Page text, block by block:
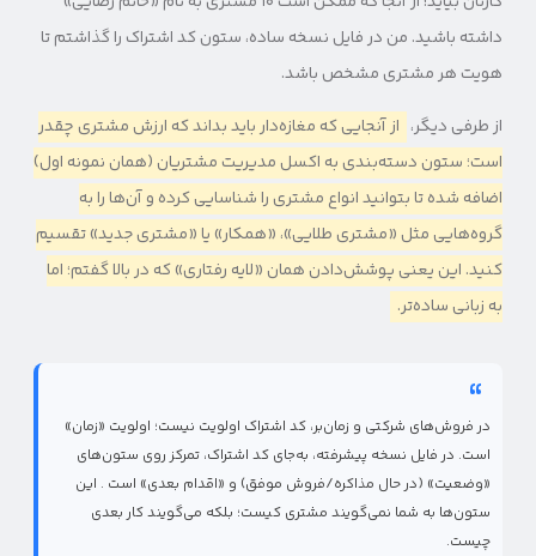
داشته باشید. من در فایل نسخه ساده، ستون کد اشتراک را گذاشتم تا
هویت هر مشتری مشخص باشد.
از طرفی دیگر، از آنجایی که مغازه‌دار باید بداند که ارزش مشتری چقدر
است؛ ستون دسته‌بندی به اکسل مدیریت مشتریان (همان نمونه اول)
اضافه شده تا بتوانید انواع مشتری را شناسایی کرده و آن‌ها را به
گروه‌هایی مثل «مشتری طلایی»، «همکار» یا «مشتری جدید» تقسیم
کنید. این یعنی پوشش‌دادن همان «لایه رفتاری» که در بالا گفتم؛ اما
به زبانی ساده‌تر.
در فروش‌های شرکتی و زمان‌بر، کد اشتراک اولویت نیست؛ اولویت «زمان»
است. در فایل نسخه پیشرفته، به‌جای کد اشتراک، تمرکز روی ستون‌های
«وضعیت» (در حال مذاکره/فروش موفق) و «اقدام بعدی» است . این
ستون‌ها به شما نمی‌گویند مشتری کیست؛ بلکه می‌گویند کار بعدی
چیست.